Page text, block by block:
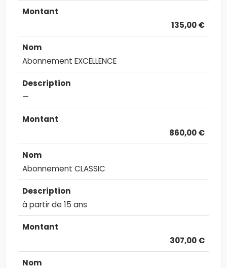
135,00 €
Abonnement EXCELLENCE
—
860,00 €
Abonnement CLASSIC
à partir de 15 ans
307,00 €